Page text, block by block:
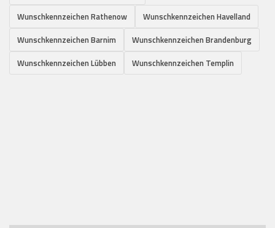
Wunschkennzeichen Rathenow
Wunschkennzeichen Havelland
Wunschkennzeichen Barnim
Wunschkennzeichen Brandenburg
Wunschkennzeichen Lübben
Wunschkennzeichen Templin